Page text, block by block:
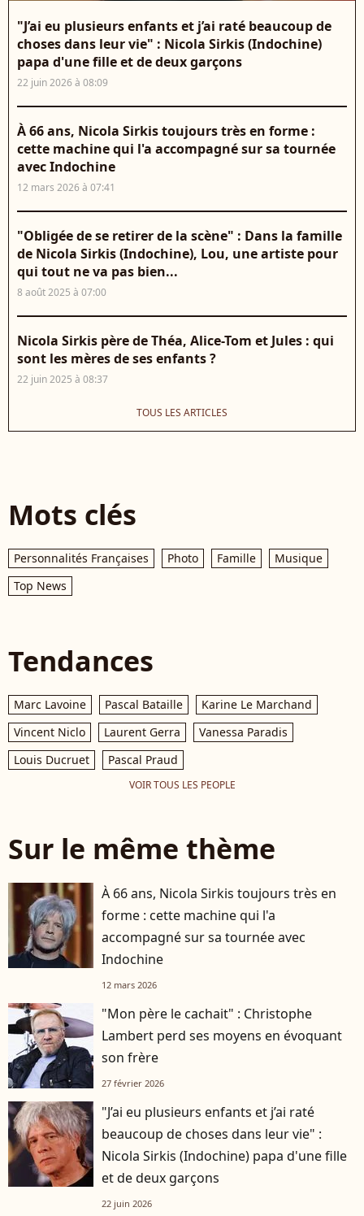
"J’ai eu plusieurs enfants et j’ai raté beaucoup de
choses dans leur vie" : Nicola Sirkis (Indochine)
papa d'une fille et de deux garçons
22 juin 2026 à 08:09
À 66 ans, Nicola Sirkis toujours très en forme :
cette machine qui l'a accompagné sur sa tournée
avec Indochine
12 mars 2026 à 07:41
"Obligée de se retirer de la scène" : Dans la famille
de Nicola Sirkis (Indochine), Lou, une artiste pour
qui tout ne va pas bien...
8 août 2025 à 07:00
Nicola Sirkis père de Théa, Alice-Tom et Jules : qui
sont les mères de ses enfants ?
22 juin 2025 à 08:37
TOUS LES ARTICLES
Mots clés
Personnalités Françaises Photo Famille
Musique
Top News
Tendances
Marc Lavoine Pascal Bataille
Karine Le Marchand
Vincent Niclo
Laurent Gerra
Vanessa Paradis
Louis Ducruet
Pascal Praud
VOIR TOUS LES PEOPLE
Sur le même thème
À 66 ans, Nicola Sirkis toujours très en
forme : cette machine qui l'a
accompagné sur sa tournée avec
Indochine
12 mars 2026
"Mon père le cachait" : Christophe
Lambert perd ses moyens en évoquant
son frère
27 février 2026
"J’ai eu plusieurs enfants et j’ai raté
beaucoup de choses dans leur vie" :
Nicola Sirkis (Indochine) papa d'une fille
et de deux garçons
22 juin 2026